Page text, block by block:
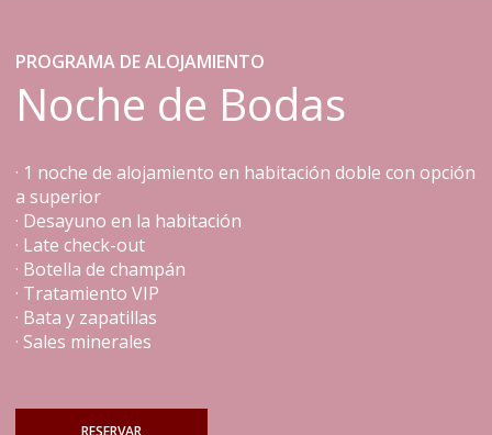
PROGRAMA DE ALOJAMIENTO
Noche de Bodas
· 1 noche de alojamiento en habitación doble con opción
a superior
· Desayuno en la habitación
· Late check-out
· Botella de champán
· Tratamiento VIP
· Bata y zapatillas
· Sales minerales
RESERVAR